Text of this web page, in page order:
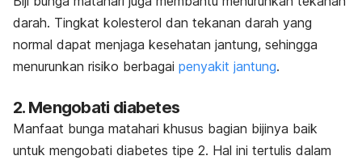
darah. Tingkat kolesterol dan tekanan darah yang
normal dapat menjaga kesehatan jantung, sehingga
menurunkan risiko berbagai penyakit jantung.
2. Mengobati diabetes
Manfaat bunga matahari khusus bagian bijinya baik
untuk mengobati diabetes tipe 2. Hal ini tertulis dalam